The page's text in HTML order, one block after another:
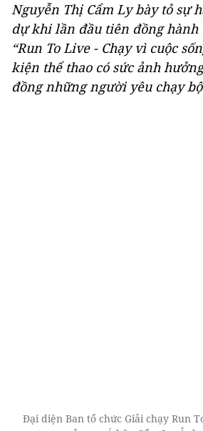
Nguyễn Thị Cẩm Ly bày tỏ sự
dự khi lần đầu tiên đồng hành
“Run To Live - Chạy vì cuộc
kiện thể thao có sức ảnh
đồng những người yêu chạy
Đại diện Ban tổ chức Giải chạy Run